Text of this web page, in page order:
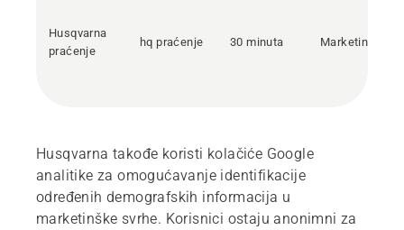
Husqvarna
praćenje
hq praćenje 30 minuta Marketing
Husqvarna takođe koristi kolačiće Google
analitike za omogućavanje identifikacije
određenih demografskih informacija u
marketinške svrhe. Korisnici ostaju anonimni za